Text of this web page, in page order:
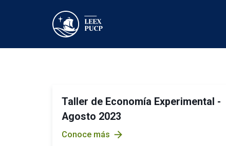
Taller de Economía Experimental -
Agosto 2023
Conoce más arrow_forward